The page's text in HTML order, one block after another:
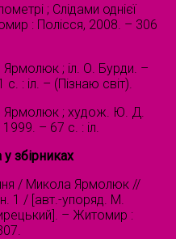
; Слідами однієї
: Полісся, 2008. – 306
; іл. О. Бурди. –
: іл. – (Пізнаю світ).
Ярмолюк ; худож. Ю. Д.
– 67 с. : іл.
збірниках
/ Микола Ярмолюк //
1 / [авт.-упоряд. М.
– Житомир :